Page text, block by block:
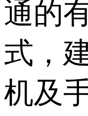
通的
式，
机及